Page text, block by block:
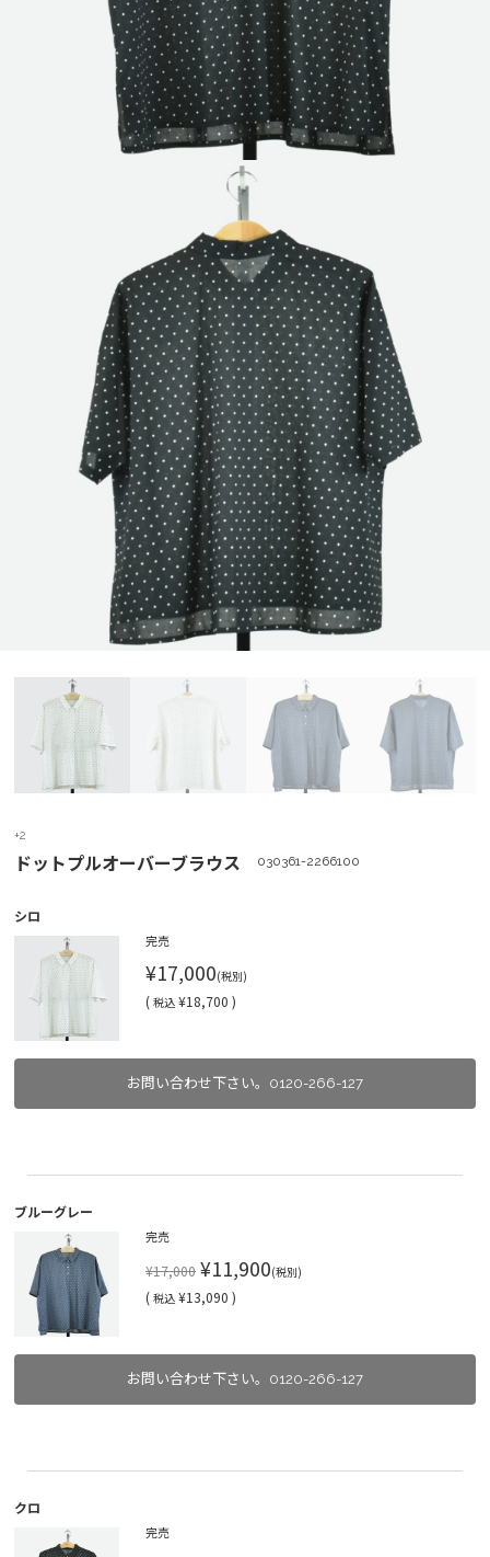
+2
ドットプルオーバーブラウス 030361-2266100
シロ
完売
¥17,000(税別)
( 税込 ¥18,700 )
お問い合わせ下さい。0120-266-127
ブルーグレー
完売
¥17,000 ¥11,900(税別)
( 税込 ¥13,090 )
お問い合わせ下さい。0120-266-127
クロ
完売